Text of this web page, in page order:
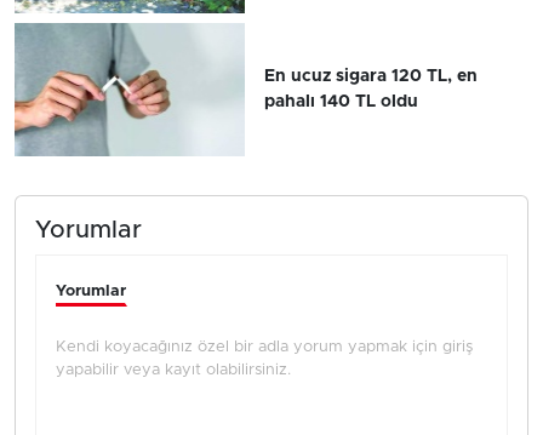
En ucuz sigara 120 TL, en
pahalı 140 TL oldu
Yorumlar
Yorumlar
Kendi koyacağınız özel bir adla yorum yapmak için giriş
yapabilir veya kayıt olabilirsiniz.